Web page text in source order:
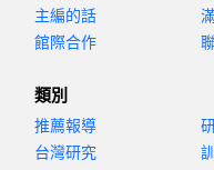
主編的話
館際合作
類別
推薦報導
台灣研究